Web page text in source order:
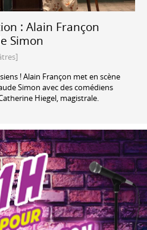
: Alain Françon
Simon
! Alain Françon met en scène
Simon avec des comédiens
Hiegel, magistrale.